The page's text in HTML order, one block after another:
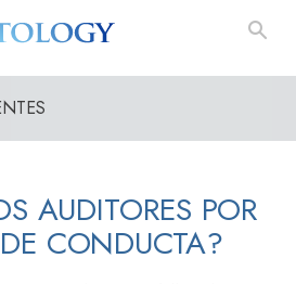
AUDITORES POR
CONDUCTA?